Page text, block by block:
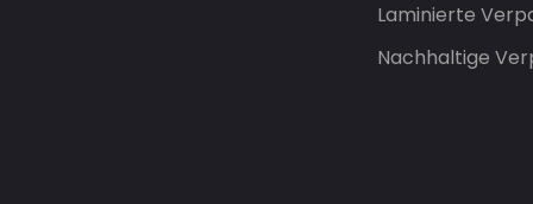
Laminierte
Nachhaltige